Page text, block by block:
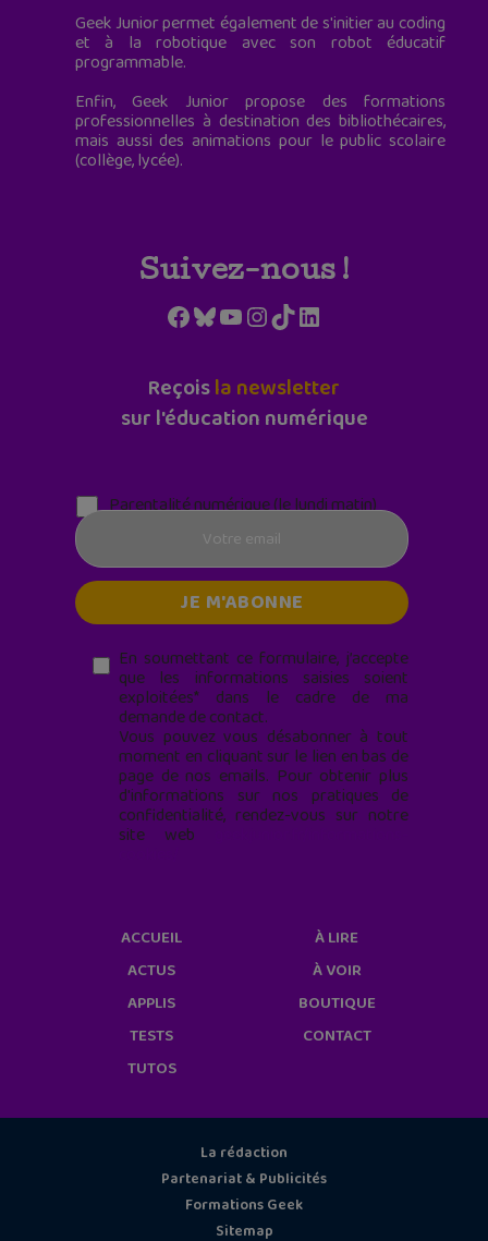
Geek Junior permet également de s'initier au coding
et à la robotique avec son robot éducatif
programmable.
Enfin, Geek Junior propose des formations
professionnelles à destination des bibliothécaires,
mais aussi des animations pour le public scolaire
(collège, lycée).
Suivez-nous !
Facebook
Bluesky
YouTube
Instagram
TikTokLinkedIn
Reçoisla newsletter
sur l'éducation numérique
Parentalité numérique (le lundi matin)
En soumettant ce formulaire, j’accepte
que les informations saisies soient
exploitées* dans le cadre de ma
demande de contact.
Vous pouvez vous désabonner à tout
moment en cliquant sur le lien en bas de
page de nos emails. Pour obtenir plus
d'informations sur nos pratiques de
confidentialité, rendez-vous sur notre
site web
ACCUEIL
ACTUS
APPLIS
TESTS
TUTOS
À LIRE
À VOIR
BOUTIQUE
CONTACT
La rédaction
Partenariat & Publicités
Formations Geek
Sitemap